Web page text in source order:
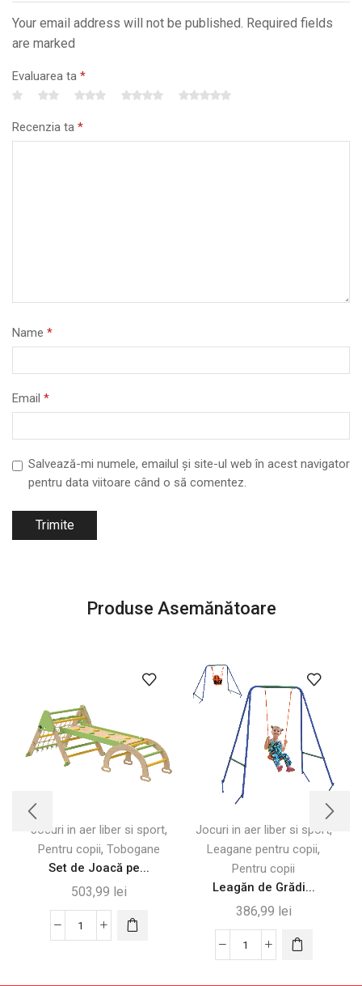
Your email address will not be published. Required fields
are marked
Evaluarea ta *
Recenzia ta *
Name *
Email *
Salvează-mi numele, emailul și site-ul web în acest navigator
pentru data viitoare când o să comentez.
Produse Asemănătoare
Jocuri in aer liber si sport,
Pentru copii, Tobogane
Set de Joacă pe...
503,99 lei
Cantitate
Jocuri in aer liber si sport,
Leagane pentru copii,
Pentru copii
Leagăn de Grădi...
386,99 lei
Cantitate